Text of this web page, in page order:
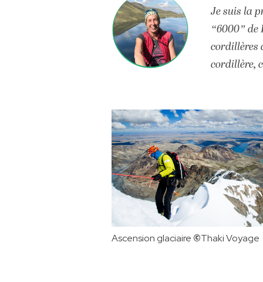
Je suis la
“6000” de
cordillères
cordillère,
Ascension glaciaire ©️Thaki Voyage